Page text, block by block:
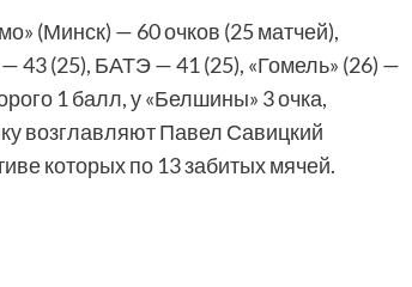
(Минск) — 60 очков (25 матчей),
43 (25), БАТЭ — 41 (25), «Гомель» (26) —
1 балл, у «Белшины» 3 очка,
возглавляют Павел Савицкий
которых по 13 забитых мячей.